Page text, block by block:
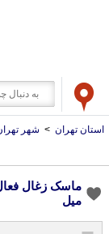
استان تهران > شهر
میل